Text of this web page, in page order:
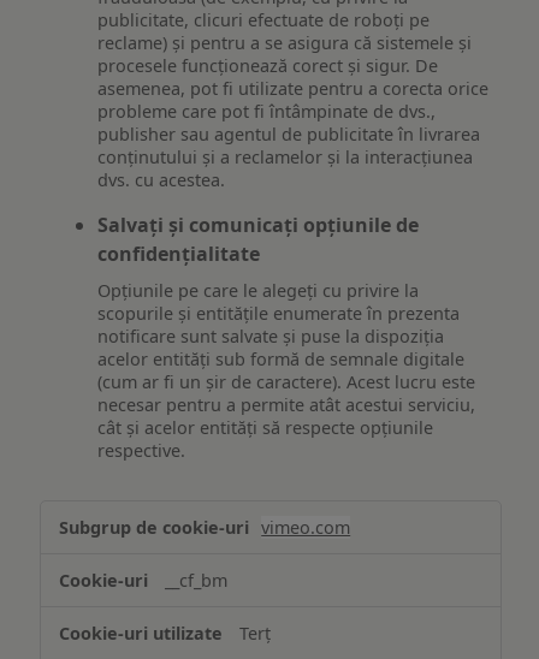
publicitate, clicuri efectuate de roboți pe
reclame) și pentru a se asigura că sistemele și
procesele funcționează corect și sigur. De
asemenea, pot fi utilizate pentru a corecta orice
probleme care pot fi întâmpinate de dvs.,
publisher sau agentul de publicitate în livrarea
conținutului și a reclamelor și la interacțiunea
dvs. cu acestea.
Salvați și comunicați opțiunile de
confidențialitate
Opțiunile pe care le alegeți cu privire la
scopurile și entitățile enumerate în prezenta
notificare sunt salvate și puse la dispoziția
acelor entități sub formă de semnale digitale
(cum ar fi un șir de caractere). Acest lucru este
necesar pentru a permite atât acestui serviciu,
cât și acelor entități să respecte opțiunile
respective.
Asigurarea
funcționalităților
website-
ului
vimeo.com
__cf_bm
Terț